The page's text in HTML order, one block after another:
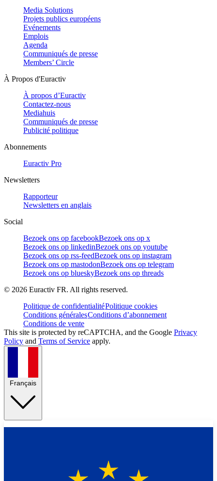
Media Solutions
Projets publics européens
Evénements
Emplois
Agenda
Communiqués de presse
Members’ Circle
À Propos d'Euractiv
À propos d’Euractiv
Contactez-nous
Mediahuis
Communiqués de presse
Publicité politique
Abonnements
Euractiv Pro
Newsletters
Rapporteur
Newsletters en anglais
Social
Bezoek ons op facebookBezoek ons op x
Bezoek ons op linkedinBezoek ons op youtube
Bezoek ons op rss-feedBezoek ons op instagram
Bezoek ons op mastodonBezoek ons op telegram
Bezoek ons op blueskyBezoek ons op threads
© 2026 Euractiv FR. All rights reserved.
Politique de confidentialitéPolitique cookies
Conditions généralesConditions d’abonnement
Conditions de vente
This site is protected by reCAPTCHA, and the Google Privacy
Policy and Terms of Service apply.
Français